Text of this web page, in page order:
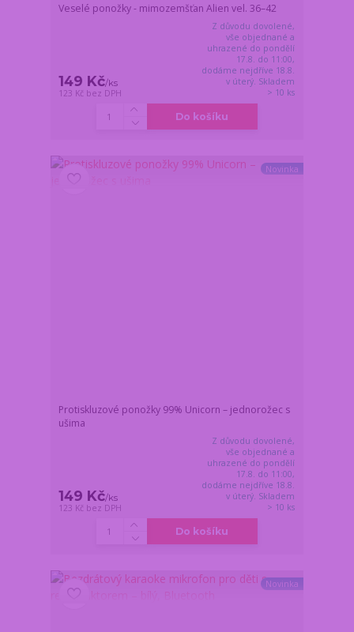
Veselé ponožky - mimozemšťan Alien vel. 36–42
149 Kč/ks
123 Kč bez DPH
Z důvodu dovolené,
vše objednané a
uhrazené do pondělí
17.8. do 11:00,
dodáme nejdříve 18.8.
v úterý. Skladem
> 10 ks
Do košíku
Novinka
Protiskluzové ponožky 99% Unicorn – jednorožec s
ušima
149 Kč/ks
123 Kč bez DPH
Z důvodu dovolené,
vše objednané a
uhrazené do pondělí
17.8. do 11:00,
dodáme nejdříve 18.8.
v úterý. Skladem
> 10 ks
Do košíku
Novinka